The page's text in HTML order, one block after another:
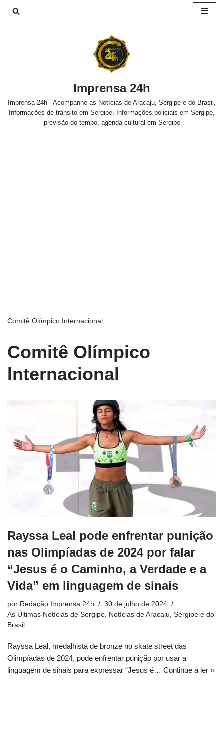
Imprensa 24h
Imprensa 24h - Acompanhe as Notícias de Aracaju, Sergipe e do Brasil,
Informações de trânsito em Sergipe, Informações policiais em Sergipe,
previsão do tempo, agenda cultural em Sergipe
Comitê Olímpico Internacional
Comitê Olímpico
Internacional
Rayssa Leal pode enfrentar punição
nas Olimpíadas de 2024 por falar
“Jesus é o Caminho, a Verdade e a
Vida” em linguagem de sinais
por Redação Imprensa 24h
30 de julho de 2024
As Últimas Notícias de Sergipe, Notícias de Aracaju, Sergipe e do
Brasil
Rayssa Leal, medalhista de bronze no skate street das
Olimpíadas de 2024, pode enfrentar punição por usar a
linguagem de sinais para expressar “Jesus é… Continue a ler »